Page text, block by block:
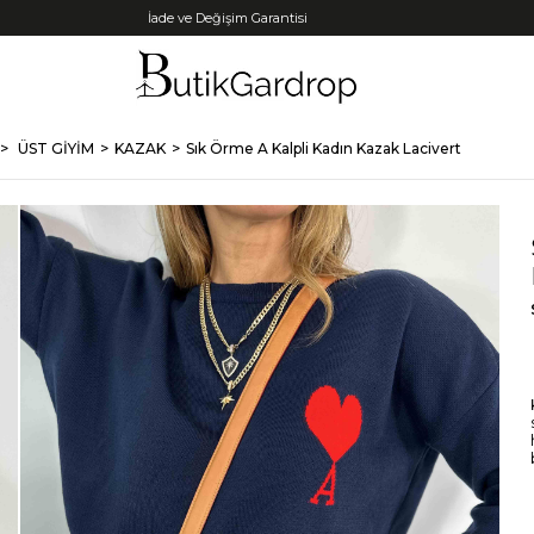
Tüm Kredi Kartlarına +12 Taksit İmkanı!
ÜST GİYİM KAZAK Sık Örme A Kalpli Kadın Kazak Lacivert